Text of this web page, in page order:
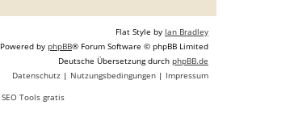
Flat Style by Ian Bradley
Powered by phpBB® Forum Software © phpBB Limited
Deutsche Übersetzung durch phpBB.de
Datenschutz | Nutzungsbedingungen | Impressum
SEO Tools gratis